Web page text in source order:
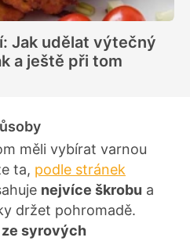
Jak udělat výtečný
a ještě při tom
měli vybírat varnou
ta, podle stránek
nejvíce škrobu a
držet pohromadě.
syrových